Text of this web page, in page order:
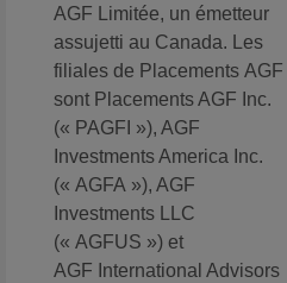
AGF Limitée, un émetteur
assujetti au Canada. Les
filiales de Placements AGF
sont Placements AGF Inc.
(« PAGFI »), AGF
Investments America Inc.
(« AGFA »), AGF
Investments LLC
(« AGFUS ») et
AGF International Advisors